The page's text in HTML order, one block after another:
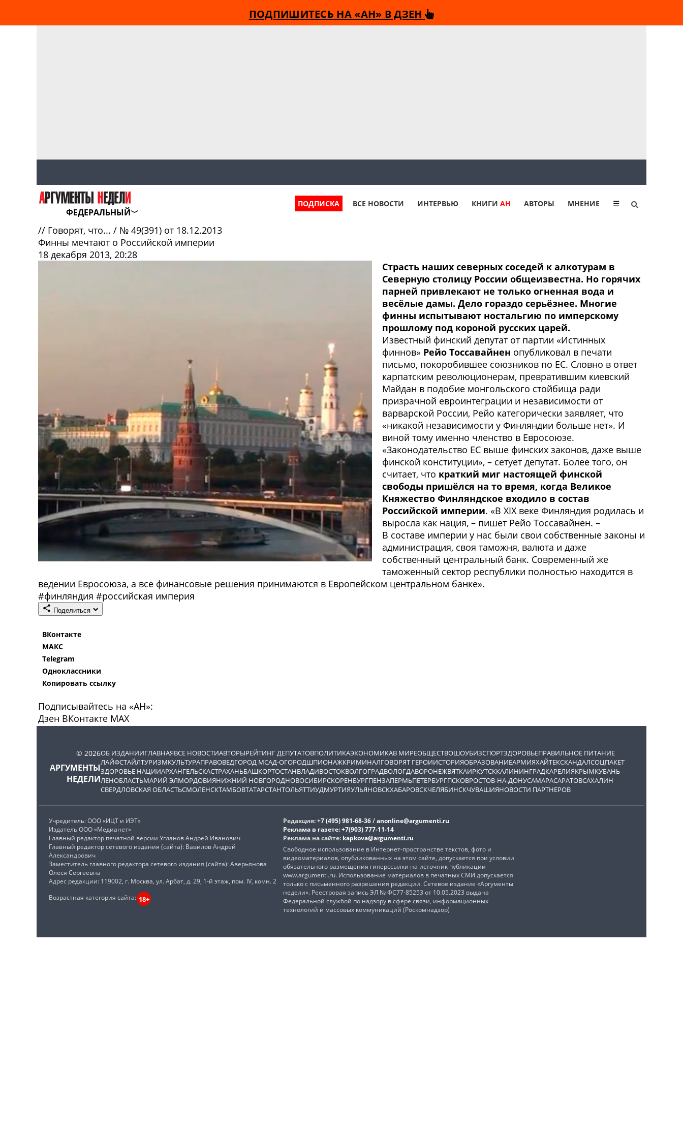
ПОДПИШИТЕСЬ НА «АН» В ДЗЕН
ФЕДЕРАЛЬНЫЙ
ПОДПИСКА ВСЕ НОВОСТИ ИНТЕРВЬЮ КНИГИ АН АВТОРЫ МНЕНИЕ ☰
// Говорят, что... / № 49(391) от 18.12.2013
Финны мечтают о Российской империи
18 декабря 2013, 20:28
Страсть наших северных соседей к алкотурам в
Северную столицу России общеизвестна. Но горячих
парней привлекают не только огненная вода и
весёлые дамы. Дело гораздо серьёзнее. Многие
финны испытывают ностальгию по имперскому
прошлому под короной русских царей.
Известный финский депутат от партии «Истинных
финнов» Рейо Тоссавайнен опубликовал в печати
письмо, покоробившее союзников по ЕС. Словно в ответ
карпатским революционерам, превратившим киевский
Майдан в подобие монгольского стойбища ради
призрачной евроинтеграции и независимости от
варварской России, Рейо категорически заявляет, что
«никакой независимости у Финляндии больше нет». И
виной тому именно членство в Евросоюзе.
«Законодательство ЕС выше финских законов, даже выше
финской конституции», – сетует депутат. Более того, он
считает, что краткий миг настоящей финской
свободы пришёлся на то время, когда Великое
Княжество Финляндское входило в состав
Российской империи. «В XIX веке Финляндия родилась и
выросла как нация, – пишет Рейо Тоссавайнен. –
В составе империи у нас были свои собственные законы и
администрация, своя таможня, валюта и даже
собственный центральный банк. Современный же
таможенный сектор республики полностью находится в
ведении Евросоюза, а все финансовые решения принимаются в Европейском центральном банке».
#финляндия #российская империя
Поделиться
ВКонтакте
МАКС
Telegram
Одноклассники
Копировать ссылку
Подписывайтесь на «АН»:
Дзен ВКонтакте МАХ
© 2026
АРГУМЕНТЫ
НЕДЕЛИ
ОБ ИЗДАНИИГЛАВНАЯВСЕ НОВОСТИАВТОРЫРЕЙТИНГ ДЕПУТАТОВПОЛИТИКАЭКОНОМИКАВ МИРЕОБЩЕСТВОШОУБИЗСПОРТЗДОРОВЬЕПРАВИЛЬНОЕ ПИТАНИЕ
ЛАЙФСТАЙЛТУРИЗМКУЛЬТУРАПРАВОВЕДГОРОД МСАД-ОГОРОДШПИОНАЖКРИМИНАЛГОВОРЯТ ГЕРОИИСТОРИЯОБРАЗОВАНИЕАРМИЯХАЙТЕКСКАНДАЛСОЦПАКЕТ
ЗДОРОВЬЕ НАЦИИАРХАНГЕЛЬСКАСТРАХАНЬБАШКОРТОСТАНВЛАДИВОСТОКВОЛГОГРАДВОЛОГДАВОРОНЕЖВЯТКАИРКУТСККАЛИНИНГРАДКАРЕЛИЯКРЫМКУБАНЬ
ЛЕНОБЛАСТЬМАРИЙ ЭЛМОРДОВИЯНИЖНИЙ НОВГОРОДНОВОСИБИРСКОРЕНБУРГПЕНЗАПЕРМЬПЕТЕРБУРГПСКОВРОСТОВ-НА-ДОНУСАМАРАСАРАТОВСАХАЛИН
СВЕРДЛОВСКАЯ ОБЛАСТЬСМОЛЕНСКТАМБОВТАТАРСТАНТОЛЬЯТТИУДМУРТИЯУЛЬЯНОВСКХАБАРОВСКЧЕЛЯБИНСКЧУВАШИЯНОВОСТИ ПАРТНЕРОВ
Учредитель: ООО «ИЦТ и ИЭТ»
Издатель ООО «Медианет»
Главный редактор печатной версии Угланов Андрей Иванович
Главный редактор сетевого издания (сайта): Вавилов Андрей
Александрович
Заместитель главного редактора сетевого издания (сайта): Аверьянова
Олеся Сергеевна
Адрес редакции: 119002, г. Москва, ул. Арбат, д. 29, 1-й этаж, пом. IV, комн. 2
Возрастная категория сайта: 18+
Редакция:+7 (495) 981-68-36/anonline@argumenti.ru
Реклама в газете:+7(903) 777-11-14
Реклама на сайте: kapkova@argumenti.ru
Свободное использование в Интернет-пространстве текстов, фото и
видеоматериалов, опубликованных на этом сайте, допускается при условии
обязательного размещения гиперссылки на источник публикации
www.argumenti.ru. Использование материалов в печатных СМИ допускается
только с письменного разрешения редакции. Сетевое издание «Аргументы
недели». Реестровая запись ЭЛ № ФС77-85253 от 10.05.2023 выдана
Федеральной службой по надзору в сфере связи, информационных
технологий и массовых коммуникаций (Роскомнадзор)